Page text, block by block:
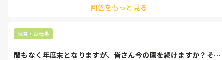
回答をもっと見る
保育・お仕事
間もなく年度末となりますが、皆さん今の園を続けますか？それ